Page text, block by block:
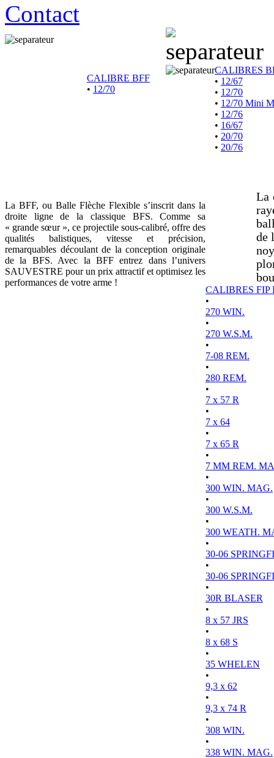
Contact
CALIBRE BFF
• 12/70
CALIBRES
• 12/67
• 12/70
• 12/70 Mini
• 12/76
• 16/67
• 20/70
• 20/76
La BFF, ou Balle Flèche Flexible s’inscrit dans la
droite ligne de la classique BFS. Comme sa
« grande sœur », ce projectile sous-calibré, offre des
qualités balistiques, vitesse et précision,
remarquables découlant de la conception originale
de la BFS. Avec la BFF entrez dans l’univers
SAUVESTRE pour un prix attractif et optimisez les
performances de votre arme !
La
de
CALIBRES FIP
•
270 WIN.
•
270 W.S.M.
•
7-08 REM.
•
280 REM.
•
7 x 57 R
•
7 x 64
•
7 x 65 R
•
7 MM REM.
•
300 WIN. MAG.
•
300 W.S.M.
•
300 WEATH.
•
30-06
•
30-06
•
30R BLASER
•
8 x 57 JRS
•
8 x 68 S
•
35 WHELEN
•
9,3 x 62
•
9,3 x 74 R
•
308 WIN.
•
338 WIN. MAG.